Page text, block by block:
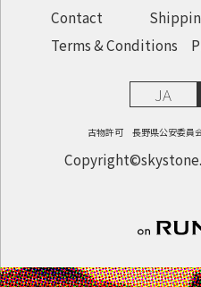
Contact
Terms & Conditions
JA
古物許可 長野県公安委